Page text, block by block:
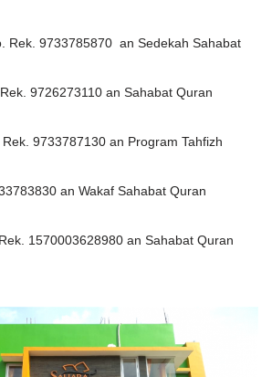
Rek. 9733785870 an Sedekah Sahabat
9726273110 an Sahabat Quran
Rek. 9733787130 an Program Tahfizh
an Wakaf Sahabat Quran
1570003628980 an Sahabat Quran